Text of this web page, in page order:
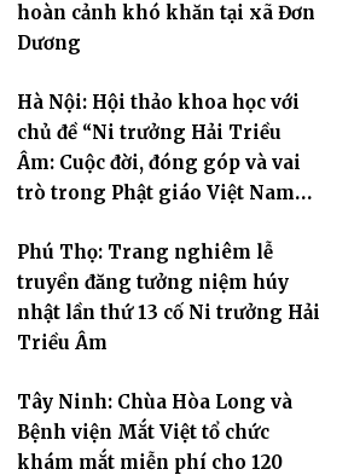
hoàn cảnh khó khăn tại xã Đơn
Dương
Hà Nội: Hội thảo khoa học với
chủ đề “Ni trưởng Hải Triều
Âm: Cuộc đời, đóng góp và vai
trò trong Phật giáo Việt Nam
Phú Thọ: Trang nghiêm lễ
truyền đăng tưởng niệm húy
nhật lần thứ 13 cố Ni trưởng Hải
Triều Âm
Tây Ninh: Chùa Hòa Long và
Bệnh viện Mắt Việt tổ chức
khám mắt miễn phí cho 120